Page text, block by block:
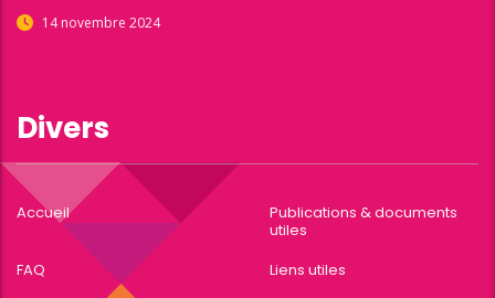
14 novembre 2024
Divers
Accueil
Publications & documents
utiles
FAQ
Liens utiles